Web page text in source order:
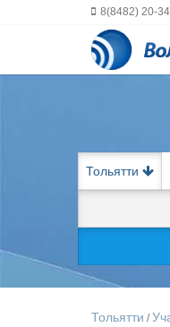
8(8482) 20-
Тольятти
Тольятти /